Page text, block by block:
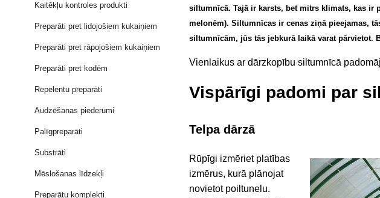
Kaitēkļu kontroles produkti
Preparāti pret lidojošiem kukaiņiem
Preparāti pret rāpojošiem kukaiņiem
Preparāti pret kodēm
Repelentu preparāti
Audzēšanas piederumi
Palīgpreparāti
Substrāti
Mēslošanas līdzekļi
Preparātu komplekti
siltumnīcā. Tajā ir karsts, bet mitrs klimats, kas ir
melonēm). Siltumnīcas ir cenas ziņā pieejamas,
siltumnīcām, jūs tās jebkurā laikā varat
Vienlaikus ar dārzkopību siltumnīcā
Vispārīgi padomi par
Telpa dārzā
Rūpīgi izmēriet platības
izmērus, kurā plānojat
novietot poiltunelu.